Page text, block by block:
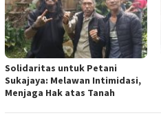
Solidaritas untuk Petani
Sukajaya: Melawan Intimidasi,
Menjaga Hak atas Tanah